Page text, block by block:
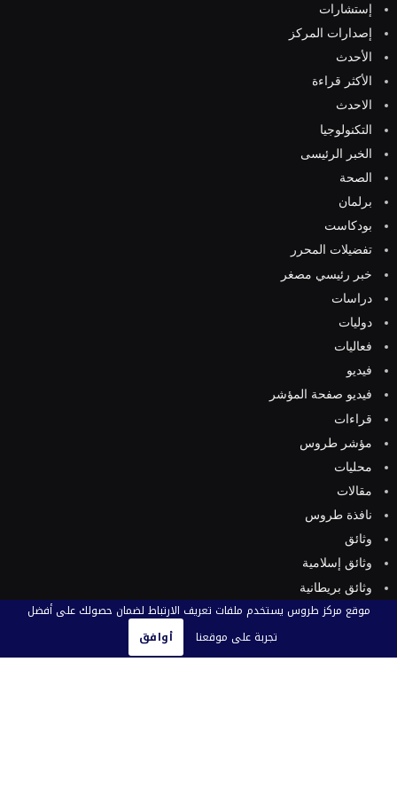
إستشارات
إصدارات المركز
الأحدث
الأكثر قراءة
الاحدث
التكنولوجيا
الخبر الرئيسى
الصحة
برلمان
بودكاست
تفضيلات المحرر
خبر رئيسي مصغر
دراسات
دوليات
فعاليات
فيديو
فيديو صفحة المؤشر
قراءات
مؤشر طروس
محليات
مقالات
نافذة طروس
وثائق
وثائق إسلامية
وثائق بريطانية
وثائق عربية
وثائق فلسطينية
موقع مركز طروس يستخدم ملفات تعريف الارتباط لضمان حصولك على أفضل
تجربة على موقعنا
أوافق